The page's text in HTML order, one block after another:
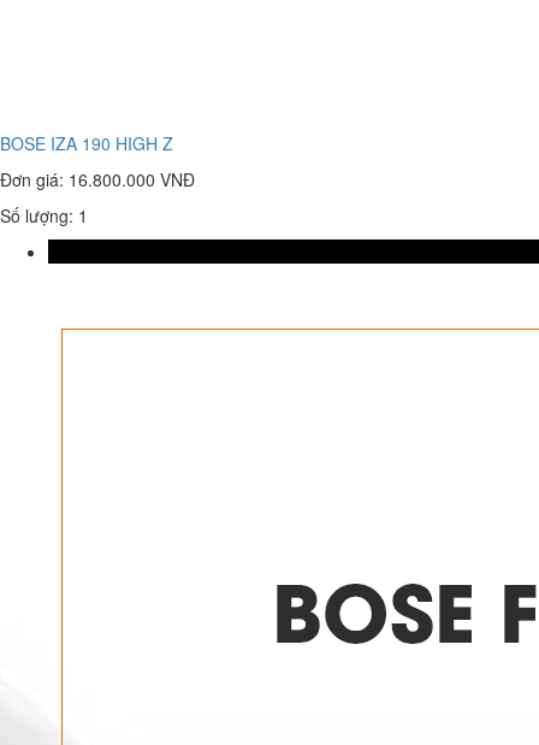
BOSE IZA 190 HIGH Z
Đơn giá: 16.800.000 VNĐ
Số lượng: 1